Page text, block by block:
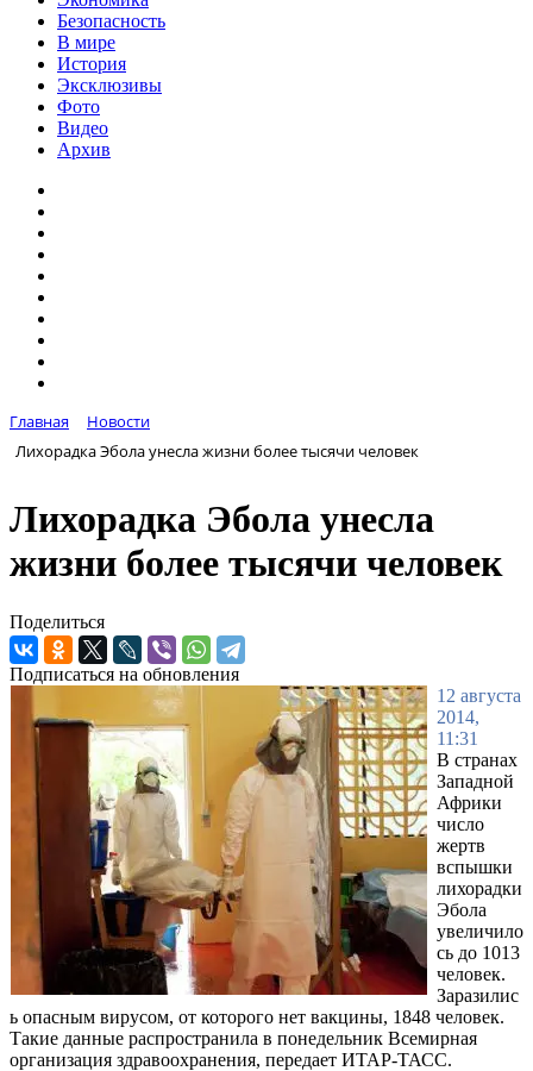
Безопасность
В мире
История
Эксклюзивы
Фото
Видео
Архив
Главная
Новости
Лихорадка Эбола унесла жизни более тысячи человек
Лихорадка Эбола унесла
жизни более тысячи человек
Поделиться
Подписаться на обновления
12 августа
2014,
11:31
В странах
Западной
Африки
число
жертв
вспышки
лихорадки
Эбола
увеличило
сь до 1013
человек.
Заразилис
ь опасным вирусом, от которого нет вакцины, 1848 человек.
Такие данные распространила в понедельник Всемирная
организация здравоохранения, передает ИТАР-ТАСС.